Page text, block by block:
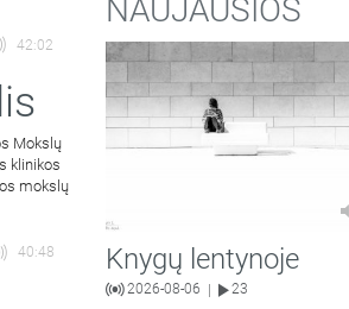
42:02
Mokslų
klinikos
mokslų
40:48
NAUJAUSIOS
Knygų lentynoje
2026-08-06 23